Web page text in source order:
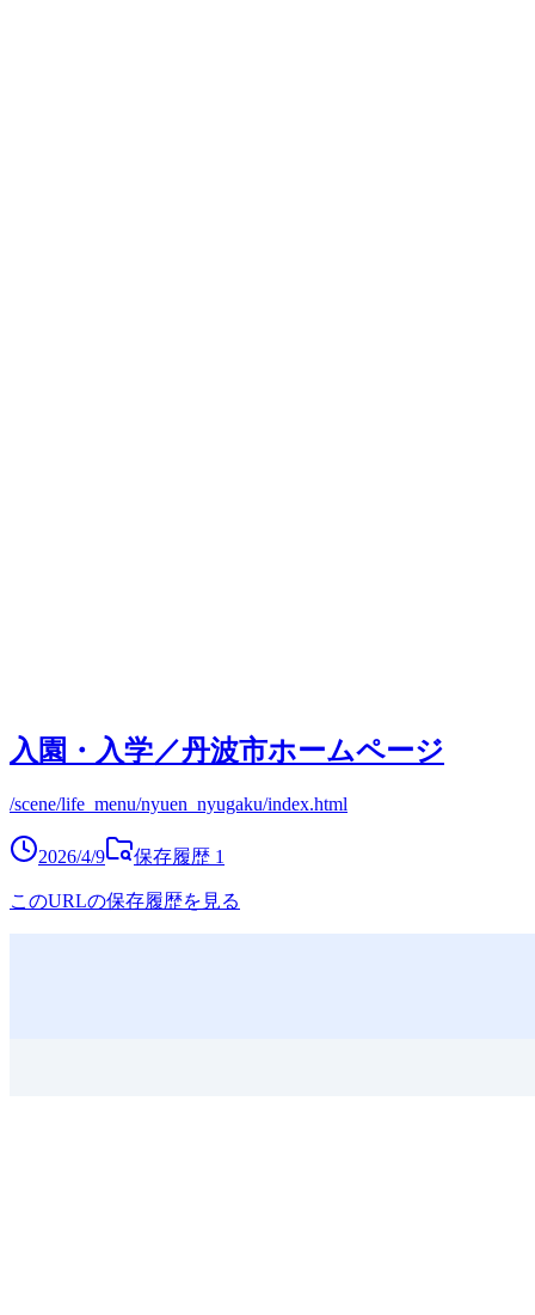
入園・入学／丹波市ホームページ
/scene/life_menu/nyuen_nyugaku/index.html
2026/4/9 保存履歴 1
このURLの保存履歴を見る